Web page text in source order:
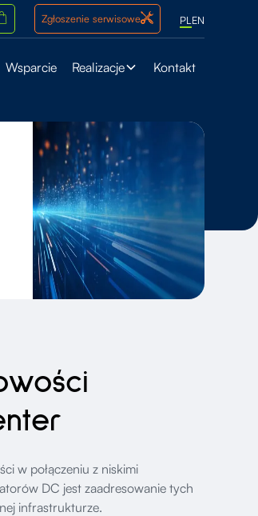
Zgłoszenie serwisowe PL EN
Wsparcie Realizacje Kontakt
w połączeniu z niskimi
DC jest zaadresowanie tych
infrastrukturze.